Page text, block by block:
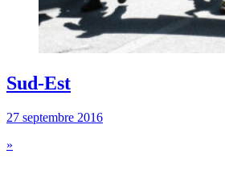
Sud-Est
27 septembre 2016
»